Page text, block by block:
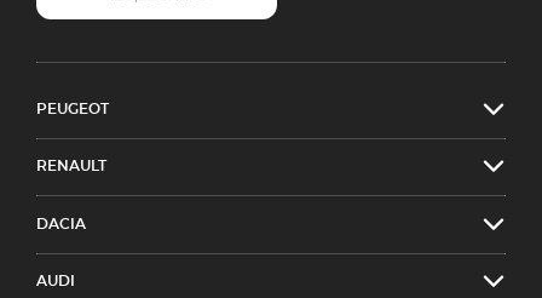
PEUGEOT
RENAULT
DACIA
AUDI